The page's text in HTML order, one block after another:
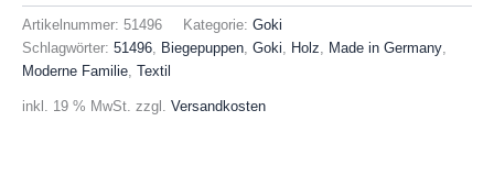
Moderne
Familie
Menge
Artikelnummer: 51496 Kategorie: Goki
Schlagwörter: 51496, Biegepuppen, Goki, Holz, Made in Germany,
Moderne Familie, Textil
inkl. 19 % MwSt. zzgl. Versandkosten